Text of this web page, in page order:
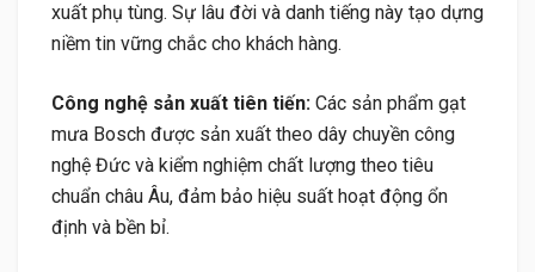
xuất phụ tùng. Sự lâu đời và danh tiếng này tạo dựng
niềm tin vững chắc cho khách hàng.
Công nghệ sản xuất tiên tiến: Các sản phẩm gạt
mưa Bosch được sản xuất theo dây chuyền công
nghệ Đức và kiểm nghiệm chất lượng theo tiêu
chuẩn châu Âu, đảm bảo hiệu suất hoạt động ổn
định và bền bỉ.